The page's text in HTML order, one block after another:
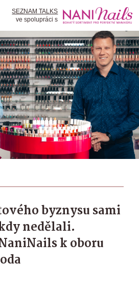
SEZNAM TALKS
ve spolupráci s
byznysu sami
nedělali.
k oboru